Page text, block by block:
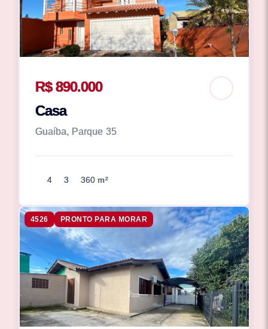
R$ 890.000
Casa
Guaíba, Parque 35
4 3 360 m²
4526 PRONTO PARA MORAR